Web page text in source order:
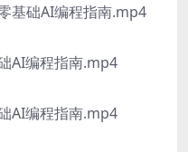
基础AI编程指南.mp4
AI编程指南.mp4
AI编程指南.mp4